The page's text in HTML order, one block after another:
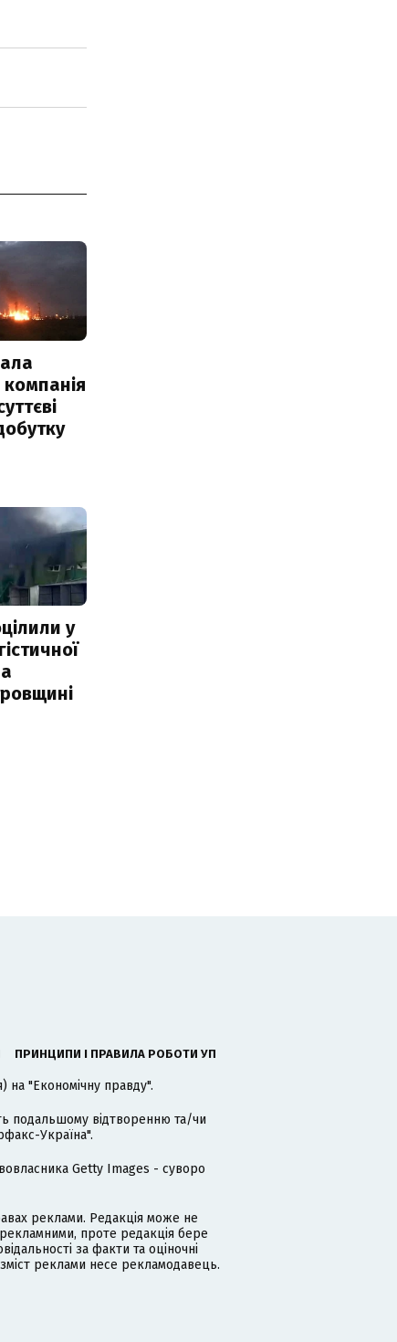
у
ПРИНЦИПИ І ПРАВИЛА РОБОТИ УП
на "Економічну правду".
подальшому відтворенню та/чи
Україна".
Getty Images - суворо
реклами. Редакція може не
проте редакція бере
за факти та оціночні
реклами несе рекламодавець.